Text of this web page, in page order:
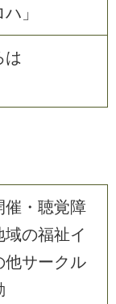
」
は
催・聴覚障
の福祉イ
他サークル